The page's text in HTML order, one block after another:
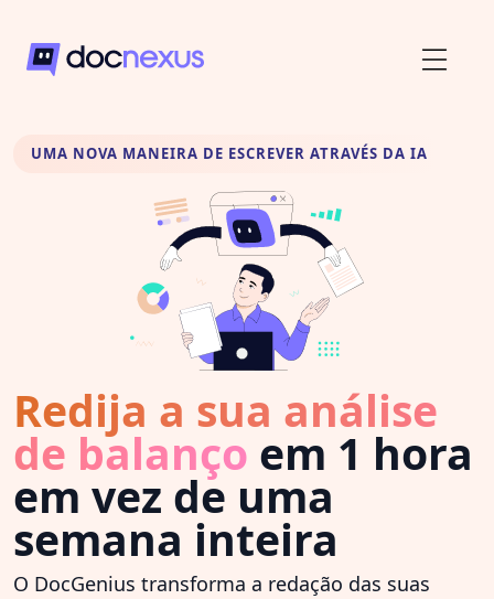
UMA NOVA MANEIRA DE ESCREVER ATRAVÉS DA IA
Redija a sua análise
de balanço em 1 hora
em vez de uma
semana inteira
O DocGenius transforma a redação das suas